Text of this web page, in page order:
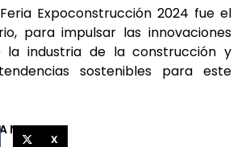
Expoconstrucción 2024 fue el
para impulsar las innovaciones
industria de la construcción y
sostenibles para este
NOTICIA
X